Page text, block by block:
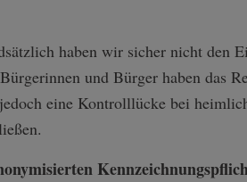
haben wir sicher nicht den
und Bürger haben das
eine Kontrolllücke bei